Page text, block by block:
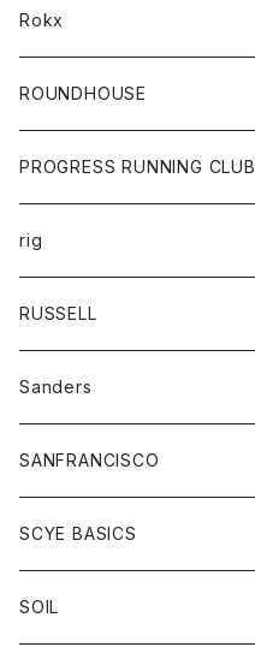
バック
カットソー
カーディガン
ニット
ベスト
ボトムス
ショートパンツ
パンツ
レディース
カットソー
コート
ボトム
ワンピース
バック
ショートパンツ
Rokx
ボトム
ROUNDHOUSE
エプロン
キッズ
オーバーオール
ボトム
ペインターパンツ
PROGRESS RUNNING CLUB
トップス
Tシャツ
グッズ
帽子
rig
RUSSELL
アウター
コート
パーカー
スカート
Tシャツ
トップス
Sanders
グッズ
靴
SANFRANCISCO
アウター
カーディガン
グッズ
SCYE BASICS
ボトム
SOIL